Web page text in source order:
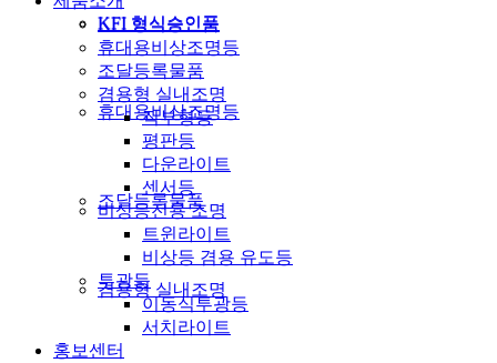
KFI 형식승인품
휴대용비상조명등
조달등록물품
겸용형 실내조명
KFI 형식승인품
휴대용비상조명등
조달등록물품
겸용형 실내조명
직부형등
평판등
다운라이트
센서등
비상등전용 조명
트윈라이트
비상등 겸용 유도등
투광등
이동식투광등
서치라이트
홍보센터